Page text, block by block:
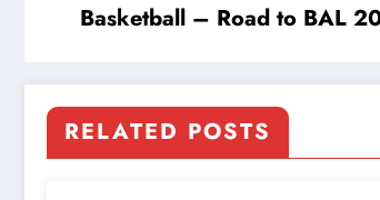
Basketball – Road to BAL
RELATED POSTS